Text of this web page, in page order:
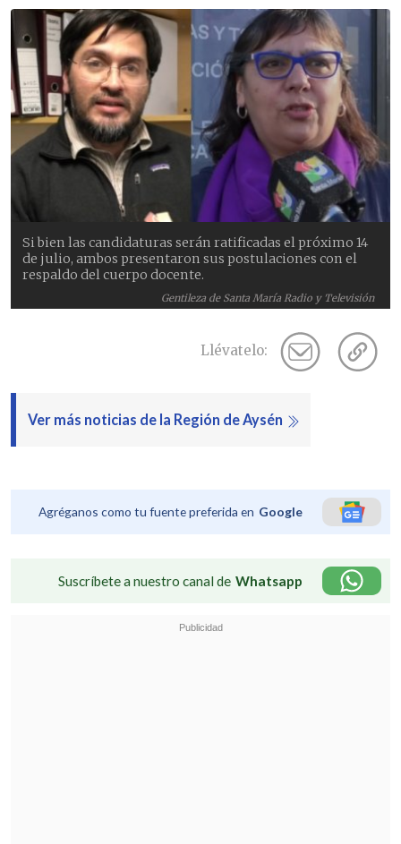
Gentileza de Santa María Radio y Televisión
Si bien las candidaturas serán ratificadas el próximo 14
de julio, ambos presentaron sus postulaciones con el
respaldo del cuerpo docente.
Llévatelo:
Ver más noticias de la Región de Aysén
Agréganos como tu fuente preferida en Google
Suscríbete a nuestro canal de Whatsapp